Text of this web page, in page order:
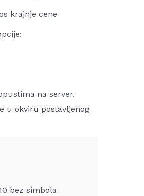
krajnje cene
na server.
u okviru postavljenog
bez simbola